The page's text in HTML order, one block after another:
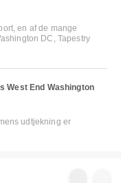
en af de mange
DC, Tapestry
West End Washington
udtjekning er